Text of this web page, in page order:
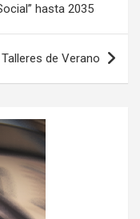
hasta 2035
de Verano